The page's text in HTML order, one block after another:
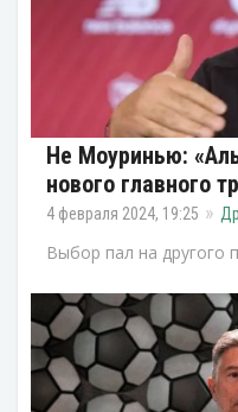
Не Моуринью:
нового главного
4 февраля 2024, 19:25
Выбор пал на другого